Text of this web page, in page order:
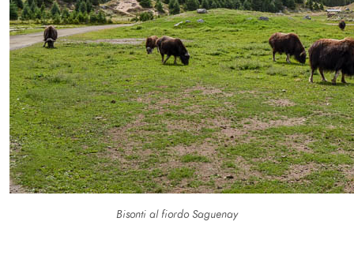
Bisonti al fiordo Saguenay